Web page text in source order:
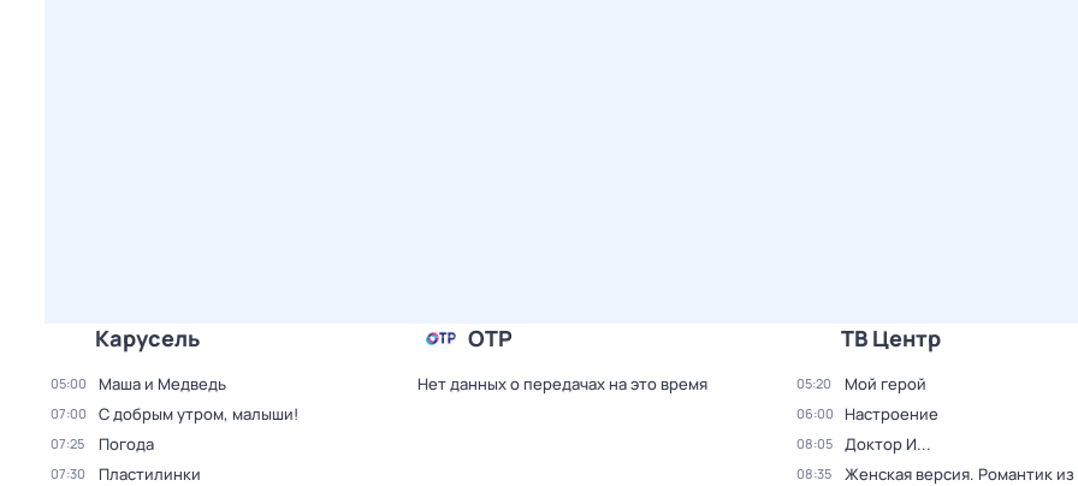
Карусель
05:00 Маша и Медведь
07:00 С добрым утром, малыши!
07:25 Погода
07:30 Пластилинки
ОТР
Нет данных о передачах на это время
ТВ Центр
05:20 Мой герой
06:00 Настроение
08:05 Доктор И...
08:35
Женская версия. Романтик